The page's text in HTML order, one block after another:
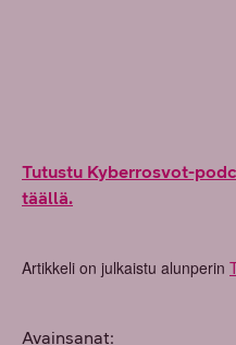
Tutustu Kyberrosvot-
täällä.
Artikkeli on julkaistu alunperin
Avainsanat: